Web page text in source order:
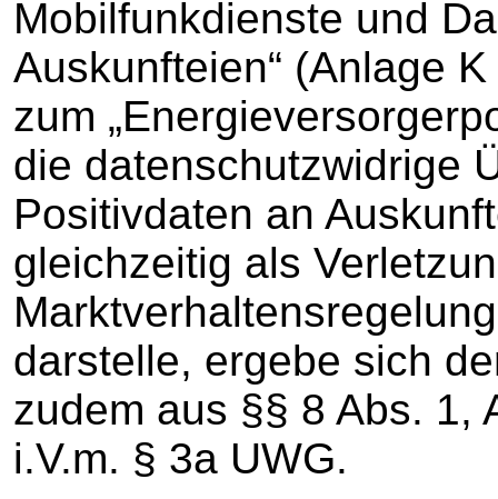
Mobilfunkdienste und
Auskunfteien“ (Anlage
zum
die datenschutzwidrige
Positivdaten an
gleichzeitig als
darstelle, ergebe sich
zudem aus §§ 8 Abs. 1,
i.V.m. § 3a UWG.